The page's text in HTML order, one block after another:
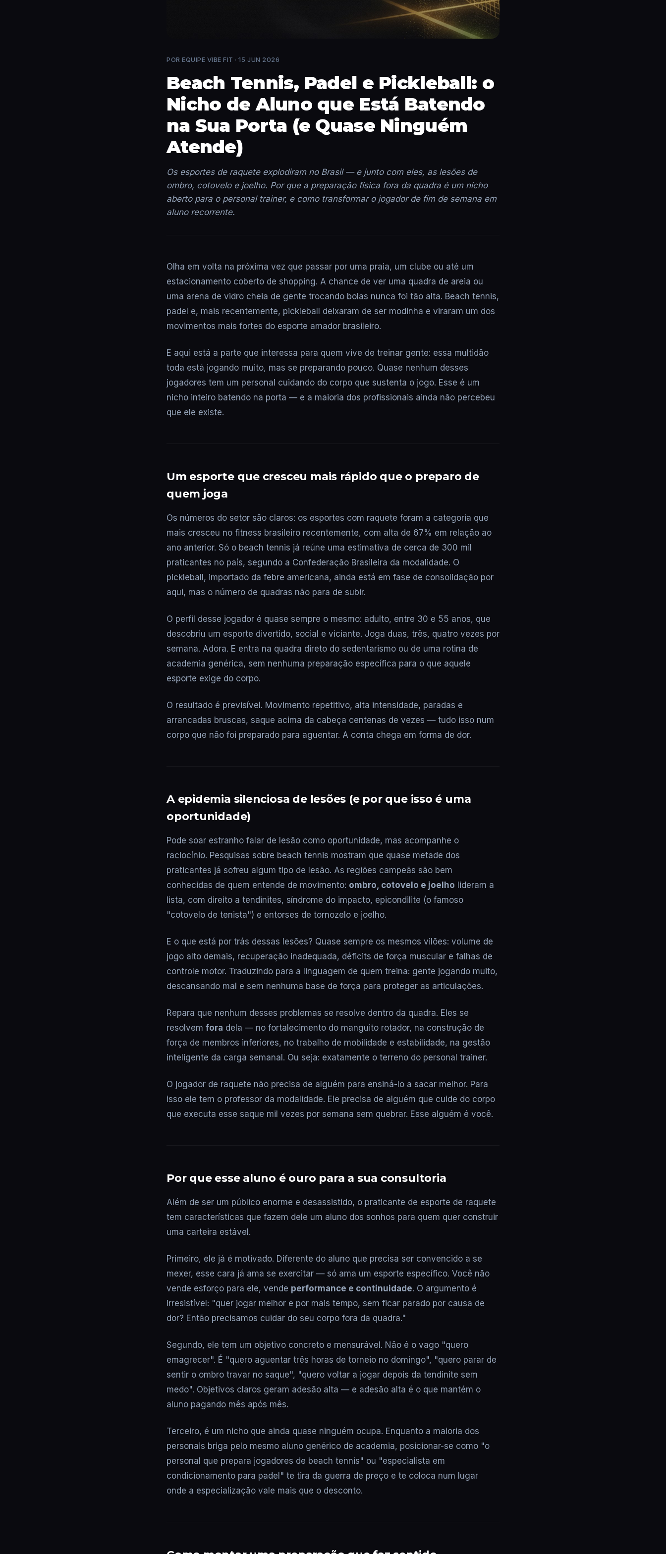
POR EQUIPE VIBE FIT ·15 JUN 2026
Beach Tennis, Padel e Pickleball: o
Nicho de Aluno que Está Batendo
na Sua Porta (e Quase Ninguém
Atende)
Os esportes de raquete explodiram no Brasil — e junto com eles, as lesões de
ombro, cotovelo e joelho. Por que a preparação física fora da quadra é um nicho
aberto para o personal trainer, e como transformar o jogador de fim de semana em
aluno recorrente.
Olha em volta na próxima vez que passar por uma praia, um clube ou até um
estacionamento coberto de shopping. A chance de ver uma quadra de areia ou
uma arena de vidro cheia de gente trocando bolas nunca foi tão alta. Beach tennis,
padel e, mais recentemente, pickleball deixaram de ser modinha e viraram um dos
movimentos mais fortes do esporte amador brasileiro.
E aqui está a parte que interessa para quem vive de treinar gente: essa multidão
toda está jogando muito, mas se preparando pouco. Quase nenhum desses
jogadores tem um personal cuidando do corpo que sustenta o jogo. Esse é um
nicho inteiro batendo na porta — e a maioria dos profissionais ainda não percebeu
que ele existe.
Um esporte que cresceu mais rápido que o preparo de
quem joga
Os números do setor são claros: os esportes com raquete foram a categoria que
mais cresceu no fitness brasileiro recentemente, com alta de 67% em relação ao
ano anterior. Só o beach tennis já reúne uma estimativa de cerca de 300 mil
praticantes no país, segundo a Confederação Brasileira da modalidade. O
pickleball, importado da febre americana, ainda está em fase de consolidação por
aqui, mas o número de quadras não para de subir.
O perfil desse jogador é quase sempre o mesmo: adulto, entre 30 e 55 anos, que
descobriu um esporte divertido, social e viciante. Joga duas, três, quatro vezes por
semana. Adora. E entra na quadra direto do sedentarismo ou de uma rotina de
academia genérica, sem nenhuma preparação específica para o que aquele
esporte exige do corpo.
O resultado é previsível. Movimento repetitivo, alta intensidade, paradas e
arrancadas bruscas, saque acima da cabeça centenas de vezes — tudo isso num
corpo que não foi preparado para aguentar. A conta chega em forma de dor.
A epidemia silenciosa de lesões (e por que isso é uma
oportunidade)
Pode soar estranho falar de lesão como oportunidade, mas acompanhe o
raciocínio. Pesquisas sobre beach tennis mostram que quase metade dos
praticantes já sofreu algum tipo de lesão. As regiões campeãs são bem
conhecidas de quem entende de movimento: ombro, cotovelo e joelho lideram a
lista, com direito a tendinites, síndrome do impacto, epicondilite (o famoso
"cotovelo de tenista") e entorses de tornozelo e joelho.
E o que está por trás dessas lesões? Quase sempre os mesmos vilões: volume de
jogo alto demais, recuperação inadequada, déficits de força muscular e falhas de
controle motor. Traduzindo para a linguagem de quem treina: gente jogando muito,
descansando mal e sem nenhuma base de força para proteger as articulações.
Repara que nenhum desses problemas se resolve dentro da quadra. Eles se
resolvem fora dela — no fortalecimento do manguito rotador, na construção de
força de membros inferiores, no trabalho de mobilidade e estabilidade, na gestão
inteligente da carga semanal. Ou seja: exatamente o terreno do personal trainer.
O jogador de raquete não precisa de alguém para ensiná-lo a sacar melhor. Para
isso ele tem o professor da modalidade. Ele precisa de alguém que cuide do corpo
que executa esse saque mil vezes por semana sem quebrar. Esse alguém é você.
Por que esse aluno é ouro para a sua consultoria
Além de ser um público enorme e desassistido, o praticante de esporte de raquete
tem características que fazem dele um aluno dos sonhos para quem quer construir
uma carteira estável.
Primeiro, ele já é motivado. Diferente do aluno que precisa ser convencido a se
mexer, esse cara já ama se exercitar — só ama um esporte específico. Você não
vende esforço para ele, vende performance e continuidade. O argumento é
irresistível: "quer jogar melhor e por mais tempo, sem ficar parado por causa de
dor? Então precisamos cuidar do seu corpo fora da quadra."
Segundo, ele tem um objetivo concreto e mensurável. Não é o vago "quero
emagrecer". É "quero aguentar três horas de torneio no domingo", "quero parar de
sentir o ombro travar no saque", "quero voltar a jogar depois da tendinite sem
medo". Objetivos claros geram adesão alta — e adesão alta é o que mantém o
aluno pagando mês após mês.
Terceiro, é um nicho que ainda quase ninguém ocupa. Enquanto a maioria dos
personais briga pelo mesmo aluno genérico de academia, posicionar-se como "o
personal que prepara jogadores de beach tennis" ou "especialista em
condicionamento para padel" te tira da guerra de preço e te coloca num lugar
onde a especialização vale mais que o desconto.